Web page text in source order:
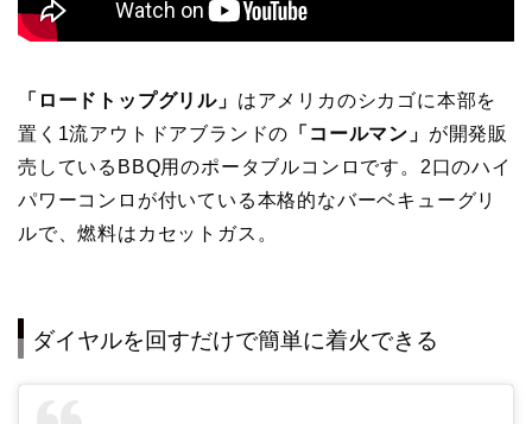
「ロードトップグリル」 はアメリカのシカゴに本部を
置く1流アウトドアブランドの 「コールマン」 が開発販
売しているBBQ用のポータブルコンロです。2口のハイ
パワーコンロが付いている本格的なバーベキューグリ
ルで、燃料はカセットガス。
ダイヤルを回すだけで簡単に着火できる